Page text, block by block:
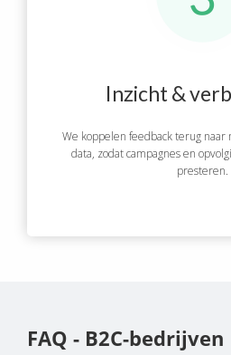
Inzicht &
We koppelen feedback terug
data, zodat campagnes en
presteren.
FAQ - B2C-bedrijven